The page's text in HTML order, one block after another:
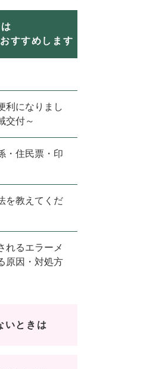
すすめします
利になりまし
交付～
・住民票・印
を教えてくだ
れるエラーメ
原因・対処方
いときは